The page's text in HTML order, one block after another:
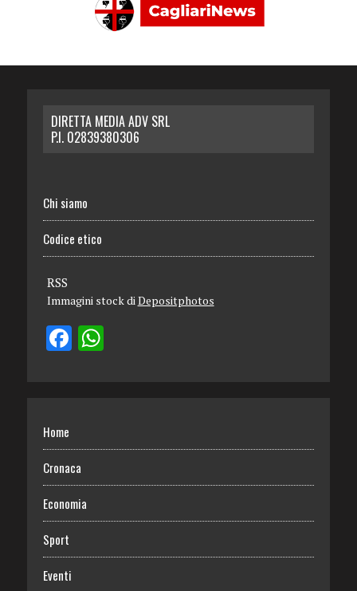
DIRETTA MEDIA ADV SRL
P.I. 02839380306
Chi siamo
Codice etico
RSS
Immagini stock diDepositphotos
Home
Cronaca
Economia
Sport
Eventi